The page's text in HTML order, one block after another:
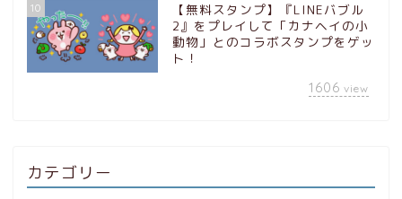
10
【無料スタンプ】『LINEバブル
2』をプレイして「カナヘイの小
動物」とのコラボスタンプをゲッ
ト！
1606 view
カテゴリー